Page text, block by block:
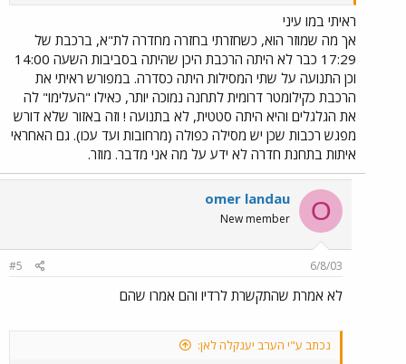
ראיתי במו עיני
אך מה שמוזר הוא, כשחזרתי בחזרה מחדרה לת"א, ברכבת של
17:29 כבר לא היתה הרכבת היכן שהיתה בסביבות השעה 14:00
וכן התנועה על שתי המסילות היתה כסדרה. במפורש ראיתי את
הרכבת כקילומטר דרומית לתחנה נמוכה יותר, כאילו "העלימו" לה
את הגלגלים והיא היתה סטטית, לא בתנועה ! וזה באזור שלא דורש
מפגש רכבות שכן יש מסילה כפולה (מרחובות ועד עכו). גם האחראי
איתות בתחנת חדרה לא ידע על מה אני מדבר. מוזר.
O
omer landau
New member
6/8/03
#5
לא אמרת שהתקשרת לרדיו והם אמרו שהם
נכתב ע"י הערב יענקלה לאן: